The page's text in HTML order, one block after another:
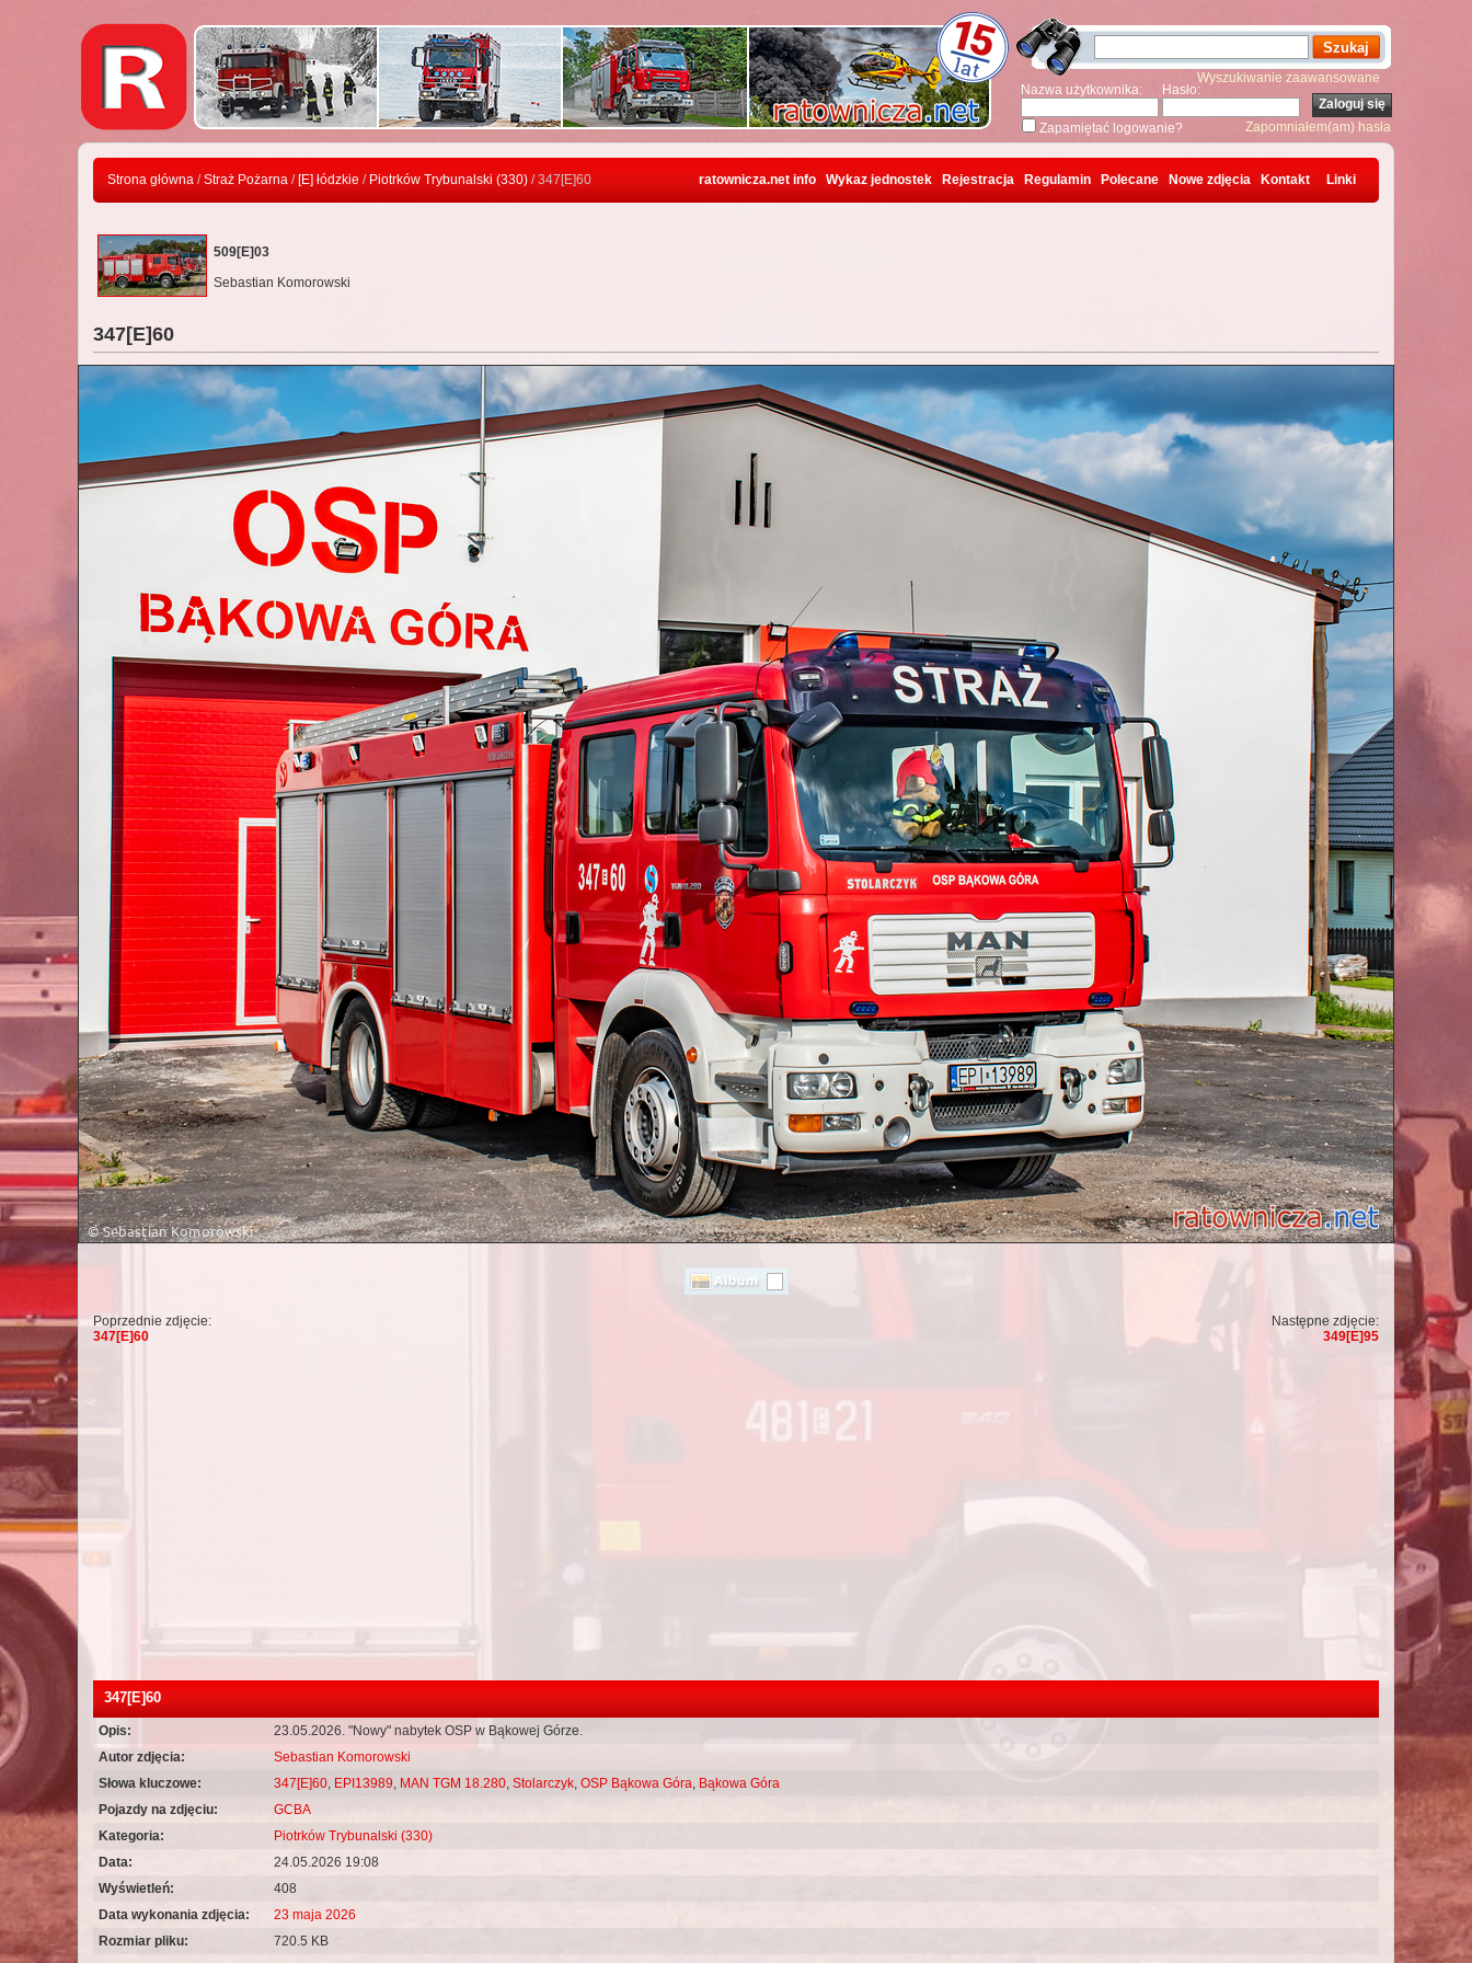
Wyszukiwanie zaawansowane
Nazwa użytkownika:
Hasło:
Zapamiętać logowanie? Zapomniałem(am) hasła
Strona główna /Straż Pożarna / [E] łódzkie / Piotrków Trybunalski (330) / 347[E]60 ratownicza.net info Wykaz jednostek Rejestracja Regulamin Polecane Nowe zdjęcia Kontakt Linki
509[E]03
Sebastian Komorowski
347[E]60
Poprzednie zdjęcie:
347[E]60
Następne zdjęcie:
349[E]95
347[E]60
Opis:
23.05.2026. "Nowy" nabytek OSP w Bąkowej Górze.
Autor zdjęcia:
Sebastian Komorowski
Słowa kluczowe:
347[E]60, EPI13989, MAN TGM 18.280, Stolarczyk, OSP Bąkowa Góra, Bąkowa Góra
Pojazdy na zdjęciu:
GCBA
Kategoria:
Piotrków Trybunalski (330)
Data:
24.05.2026 19:08
Wyświetleń:
408
Data wykonania zdjęcia:
23 maja 2026
Rozmiar pliku:
720.5 KB